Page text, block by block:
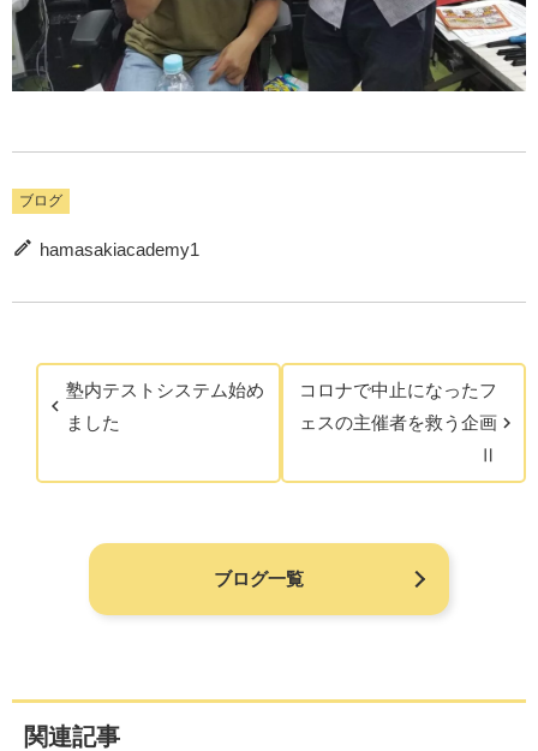
ブログ
hamasakiacademy1
塾内テストシステム始め
ました
コロナで中止になったフ
ェスの主催者を救う企画
Ⅱ
ブログ一覧
関連記事